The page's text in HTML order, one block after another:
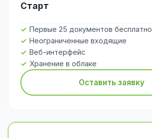
Старт
Первые 25 документов бесплатно
Неограниченные входящие
Веб-интерфейс
Хранение в облаке
Оставить заявку